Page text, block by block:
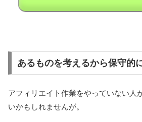
あるものを考えるから保守的
アフィリエイト作業をやっていない人
いかもしれませんが。